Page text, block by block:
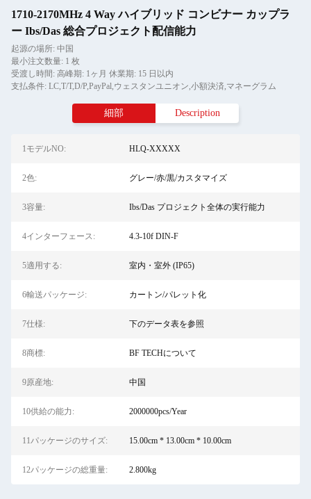
1710-2170MHz 4 Way ハイブリッド コンビナー カップラ
ー Ibs/Das 総合プロジェクト配信能力
起源の場所: 中国
最小注文数量: 1 枚
受渡し時間: 高峰期: 1ヶ月 休業期: 15 日以内
支払条件: LC,T/T,D/P,PayPal,ウェスタンユニオン,小額決済,マネーグラム
細部 Description
1モデルNO: HLQ-XXXXX
2色: グレー/赤/黒/カスタマイズ
3容量: Ibs/Das プロジェクト全体の実行能力
4インターフェース: 4.3-10f DIN-F
5適用する: 室内・室外 (IP65)
6輸送パッケージ: カートン/パレット化
7仕様: 下のデータ表を参照
8商標: BF TECHについて
9原産地: 中国
10供給の能力: 2000000pcs/Year
11パッケージのサイズ: 15.00cm * 13.00cm * 10.00cm
12パッケージの総重量: 2.800kg